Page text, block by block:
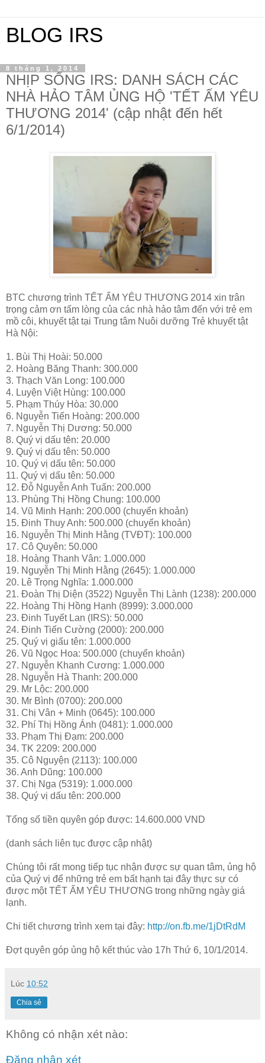
BLOG IRS
8 tháng 1, 2014
NHỊP SỐNG IRS: DANH SÁCH CÁC
NHÀ HẢO TÂM ỦNG HỘ 'TẾT ẤM YÊU
THƯƠNG 2014' (cập nhật đến hết
6/1/2014)
BTC chương trình TẾT ẤM YÊU THƯƠNG 2014 xin trân
trọng cảm ơn tấm lòng của các nhà hảo tâm đến với trẻ em
mồ côi, khuyết tật tại Trung tâm Nuôi dưỡng Trẻ khuyết tật
Hà Nội:
1. Bùi Thị Hoài: 50.000
2. Hoàng Băng Thanh: 300.000
3. Thạch Văn Long: 100.000
4. Luyện Việt Hùng: 100.000
5. Phạm Thúy Hòa: 30.000
6. Nguyễn Tiến Hoàng: 200.000
7. Nguyễn Thị Dương: 50.000
8. Quý vị dấu tên: 20.000
9. Quý vị dấu tên: 50.000
10. Quý vị dấu tên: 50.000
11. Quý vị dấu tên: 50.000
12. Đỗ Nguyễn Anh Tuấn: 200.000
13. Phùng Thị Hồng Chung: 100.000
14. Vũ Minh Hạnh: 200.000 (chuyển khoản)
15. Đinh Thuy Anh: 500.000 (chuyển khoản)
16. Nguyễn Thị Minh Hằng (TVĐT): 100.000
17. Cô Quyên: 50.000
18. Hoàng Thanh Vân: 1.000.000
19. Nguyễn Thị Minh Hằng (2645): 1.000.000
20. Lê Trọng Nghĩa: 1.000.000
21. Đoàn Thị Diện (3522) Nguyễn Thị Lành (1238): 200.000
22. Hoàng Thị Hồng Hạnh (8999): 3.000.000
23. Đinh Tuyết Lan (IRS): 50.000
24. Đinh Tiến Cường (2000): 200.000
25. Quý vị giấu tên: 1.000.000
26. Vũ Ngọc Hoa: 500.000 (chuyển khoản)
27. Nguyễn Khanh Cương: 1.000.000
28. Nguyễn Hà Thanh: 200.000
29. Mr Lộc: 200.000
30. Mr Bình (0700): 200.000
31. Chị Vân + Minh (0645): 100.000
32. Phí Thị Hồng Ánh (0481): 1.000.000
33. Phạm Thị Đạm: 200.000
34. TK 2209: 200.000
35. Cô Nguyện (2113): 100.000
36. Anh Dũng: 100.000
37. Chị Nga (5319): 1.000.000
38. Quý vị dấu tên: 200.000
Tổng số tiền quyên góp được: 14.600.000 VND
(danh sách liên tục được cập nhật)
Chúng tôi rất mong tiếp tục nhận được sự quan tâm, ủng hộ
của Quý vị để những trẻ em bất hạnh tại đây thực sự có
được một TẾT ẤM YÊU THƯƠNG trong những ngày giá
lạnh.
Chi tiết chương trình xem tại đây: http://on.fb.me/1jDtRdM
Đợt quyên góp ủng hộ kết thúc vào 17h Thứ 6, 10/1/2014.
Lúc 10:52
Chia sẻ
Không có nhận xét nào:
Đăng nhận xét